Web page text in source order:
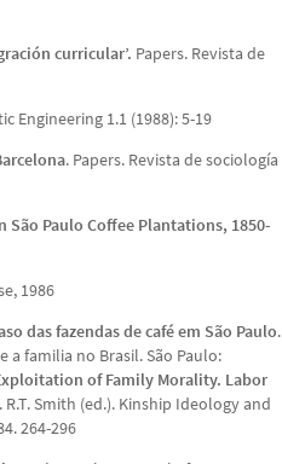
curricular’. Papers. Revista de
Engineering 1.1 (1988): 5-19
. Papers. Revista de sociología
São Paulo Coffee Plantations, 1850-
1986
das fazendas de café em São Paulo.
a familia no Brasil. São Paulo:
of Family Morality. Labor
. R.T. Smith (ed.). Kinship Ideology and
264-296